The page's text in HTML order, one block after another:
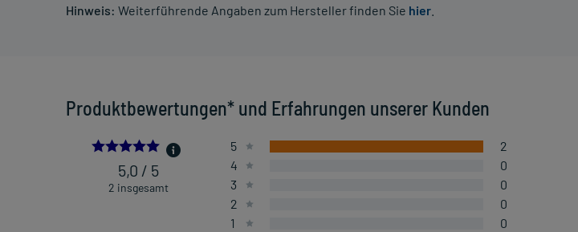
Hinweis: Weiterführende Angaben zum Hersteller finden Sie hier
Produktbewertungen* und Erfahrungen unserer Kunden
5.0
5,0 / 5
2 insgesamt
5
2
4
0
3
0
2
0
1
0